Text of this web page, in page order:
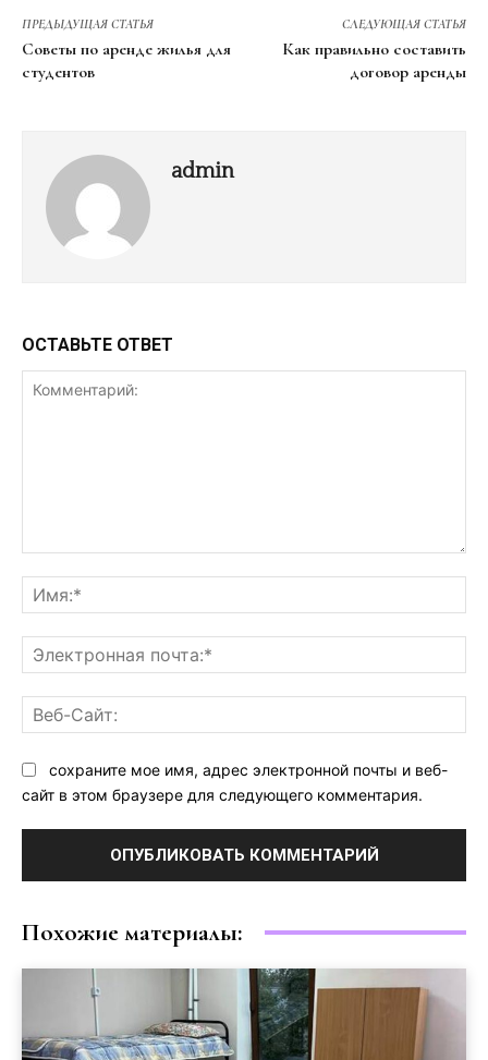
ПРЕДЫДУЩАЯ СТАТЬЯ
Советы по аренде жилья для
студентов
СЛЕДУЮЩАЯ СТАТЬЯ
Как правильно составить
договор аренды
admin
ОСТАВЬТЕ ОТВЕТ
сохраните мое имя, адрес электронной почты и веб-
сайт в этом браузере для следующего комментария.
Похожие материалы: